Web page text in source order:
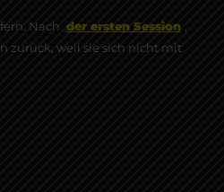
Nach der ersten Session ,
zurück, weil sie sich nicht mit